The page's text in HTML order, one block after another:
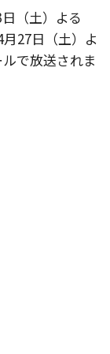
（土）よる
27日（土）よ
で放送されま